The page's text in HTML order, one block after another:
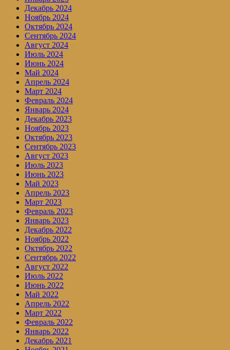
Декабрь 2024
Ноябрь 2024
Октябрь 2024
Сентябрь 2024
Август 2024
Июль 2024
Июнь 2024
Май 2024
Апрель 2024
Март 2024
Февраль 2024
Январь 2024
Декабрь 2023
Ноябрь 2023
Октябрь 2023
Сентябрь 2023
Август 2023
Июль 2023
Июнь 2023
Май 2023
Апрель 2023
Март 2023
Февраль 2023
Январь 2023
Декабрь 2022
Ноябрь 2022
Октябрь 2022
Сентябрь 2022
Август 2022
Июль 2022
Июнь 2022
Май 2022
Апрель 2022
Март 2022
Февраль 2022
Январь 2022
Декабрь 2021